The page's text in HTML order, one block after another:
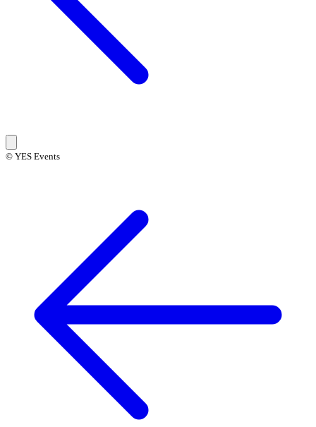
© YES Events